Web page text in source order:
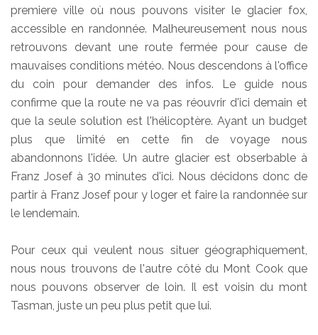
premiere ville où nous pouvons visiter le glacier fox,
accessible en randonnée. Malheureusement nous nous
retrouvons devant une route fermée pour cause de
mauvaises conditions météo. Nous descendons à l'office
du coin pour demander des infos. Le guide nous
confirme que la route ne va pas réouvrir d'ici demain et
que la seule solution est l'hélicoptère. Ayant un budget
plus que limité en cette fin de voyage nous
abandonnons l'idée. Un autre glacier est obserbable à
Franz Josef à 30 minutes d'ici. Nous décidons donc de
partir à Franz Josef pour y loger et faire la randonnée sur
le lendemain.
Pour ceux qui veulent nous situer géographiquement,
nous nous trouvons de l'autre côté du Mont Cook que
nous pouvons observer de loin. Il est voisin du mont
Tasman, juste un peu plus petit que lui.